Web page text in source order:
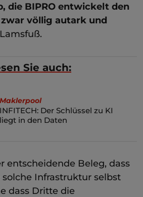
die BIPRO entwickelt den
völlig autark und
Sie auch:
Maklerpool
INFITECH: Der Schlüssel zu KI
liegt in den Daten
entscheidende Beleg, dass
Infrastruktur selbst
dass Dritte die